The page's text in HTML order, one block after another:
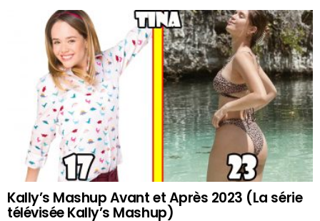
Kally’s Mashup Avant et Après 2023 (La série
télévisée Kally’s Mashup)